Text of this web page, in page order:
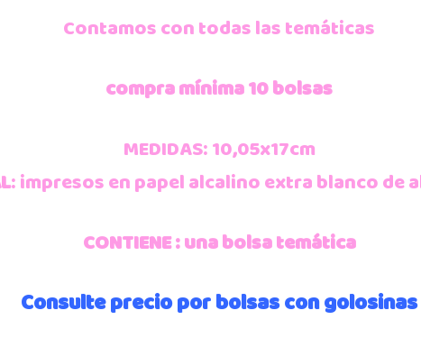
Contamos con todas las temáticas
compra mínima 10 bolsas
MEDIDAS: 10,05x17cm
: impresos en papel alcalino extra blanco de
CONTIENE : una bolsatemática
Consulte precio por bolsas con golosinas